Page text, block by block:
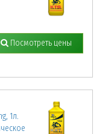
Посмотреть цены
1л.